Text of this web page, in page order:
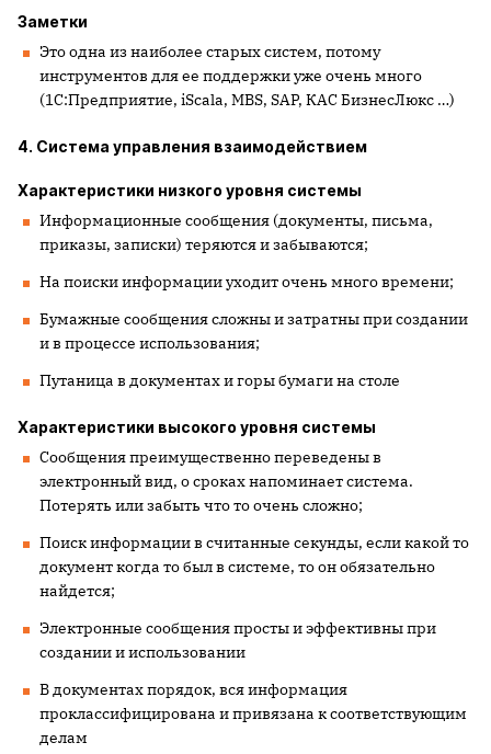
Заметки
Это одна из наиболее старых систем, потому
инструментов для ее поддержки уже очень много
(1С:Предприятие, iScala, MBS, SAP, КАС БизнесЛюкс …)
4. Система управления взаимодействием
Характеристики низкого уровня системы
Информационные сообщения (документы, письма,
приказы, записки) теряются и забываются;
На поиски информации уходит очень много времени;
Бумажные сообщения сложны и затратны при создании
и в процессе использования;
Путаница в документах и горы бумаги на столе
Характеристики высокого уровня системы
Сообщения преимущественно переведены в
электронный вид, о сроках напоминает система.
Потерять или забыть что то очень сложно;
Поиск информации в считанные секунды, если какой то
документ когда то был в системе, то он обязательно
найдется;
Электронные сообщения просты и эффективны при
создании и использовании
В документах порядок, вся информация
проклассифицирована и привязана к соответствующим
делам